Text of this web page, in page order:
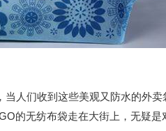
们收到这些美观又防水的外卖
的无纺布袋走在大街上，无疑是